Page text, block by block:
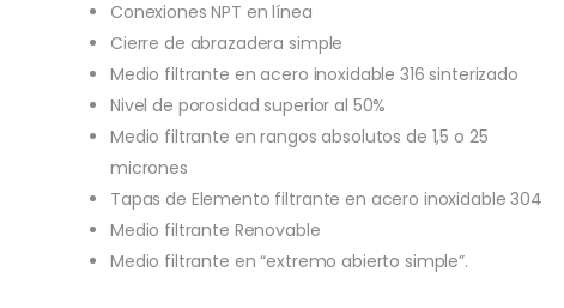
Conexiones NPT en línea
Cierre de abrazadera simple
Medio filtrante en acero inoxidable 316 sinterizado
Nivel de porosidad superior al 50%
Medio filtrante en rangos absolutos de 1,5 o 25
micrones
Tapas de Elemento filtrante en acero inoxidable 304
Medio filtrante Renovable
Medio filtrante en “extremo abierto simple”.